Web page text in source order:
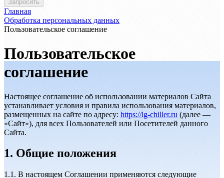
Главная
Обработка персональных данных
Пользовательское соглашение
Пользовательское
соглашение
Настоящее соглашение об использовании материалов Сайта
устанавливает условия и правила использования материалов,
размещенных на сайте по адресу: https://lg-chiller.ru (далее —
«Сайт»), для всех Пользователей или Посетителей данного
Сайта.
1. Общие положения
1.1. В настоящем Соглашении применяются следующие